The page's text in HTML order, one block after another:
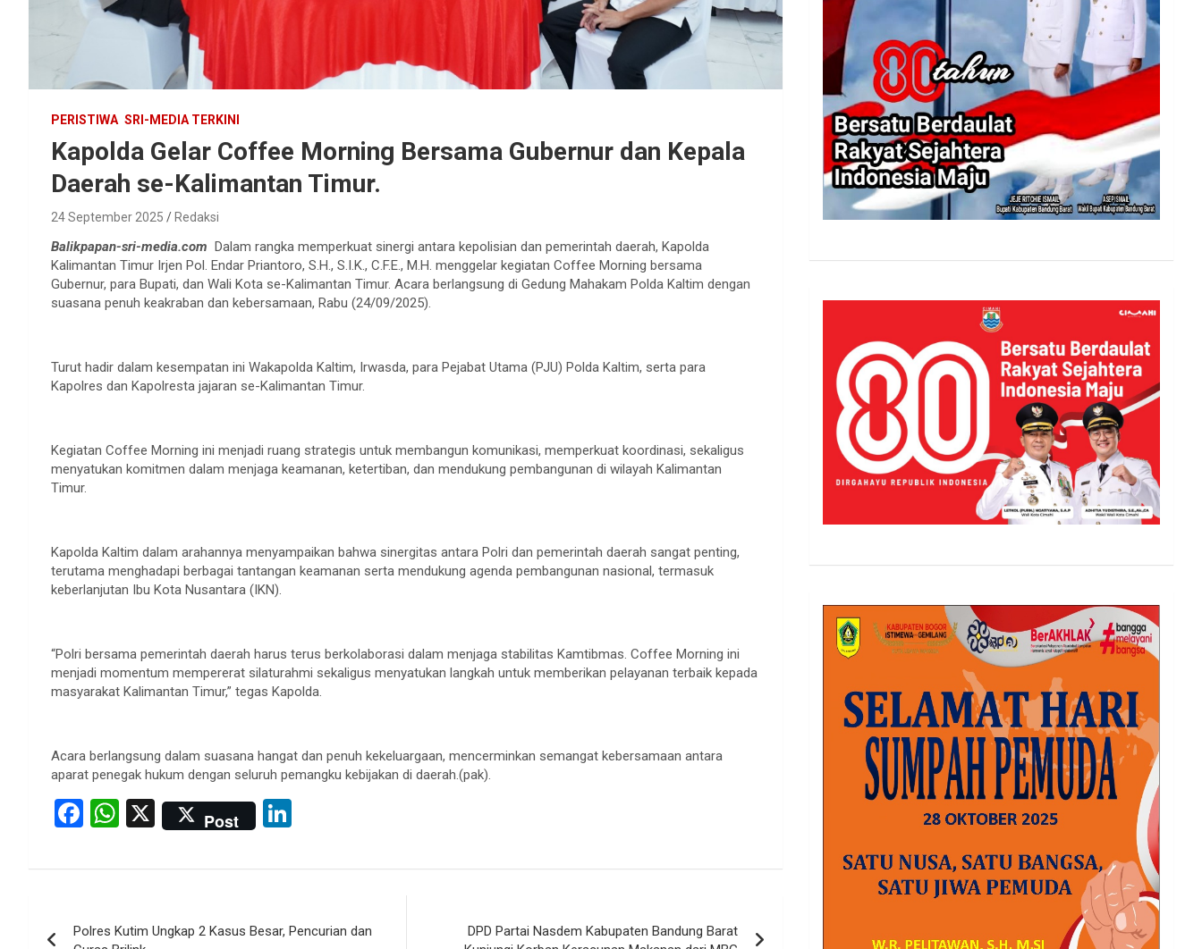
PERISTIWA SRI-MEDIA TERKINI
Kapolda Gelar Coffee Morning Bersama Gubernur dan Kepala
Daerah se-Kalimantan Timur.
24 September 2025 Redaksi
Balikpapan-sri-media.com Dalam rangka memperkuat sinergi antara kepolisian dan pemerintah daerah, Kapolda
Kalimantan Timur Irjen Pol. Endar Priantoro, S.H., S.I.K., C.F.E., M.H. menggelar kegiatan Coffee Morning bersama
Gubernur, para Bupati, dan Wali Kota se-Kalimantan Timur. Acara berlangsung di Gedung Mahakam Polda Kaltim dengan
suasana penuh keakraban dan kebersamaan, Rabu (24/09/2025).
Turut hadir dalam kesempatan ini Wakapolda Kaltim, Irwasda, para Pejabat Utama (PJU) Polda Kaltim, serta para
Kapolres dan Kapolresta jajaran se-Kalimantan Timur.
Kegiatan Coffee Morning ini menjadi ruang strategis untuk membangun komunikasi, memperkuat koordinasi, sekaligus
menyatukan komitmen dalam menjaga keamanan, ketertiban, dan mendukung pembangunan di wilayah Kalimantan
Timur.
Kapolda Kaltim dalam arahannya menyampaikan bahwa sinergitas antara Polri dan pemerintah daerah sangat penting,
terutama menghadapi berbagai tantangan keamanan serta mendukung agenda pembangunan nasional, termasuk
keberlanjutan Ibu Kota Nusantara (IKN).
“Polri bersama pemerintah daerah harus terus berkolaborasi dalam menjaga stabilitas Kamtibmas. Coffee Morning ini
menjadi momentum mempererat silaturahmi sekaligus menyatukan langkah untuk memberikan pelayanan terbaik kepada
masyarakat Kalimantan Timur,” tegas Kapolda.
Acara berlangsung dalam suasana hangat dan penuh kekeluargaan, mencerminkan semangat kebersamaan antara
aparat penegak hukum dengan seluruh pemangku kebijakan di daerah.(pak).
F
ce
o
W
at
A
X Post
ke
n
Polres Kutim Ungkap 2 Kasus Besar, Pencurian dan
DPD Partai Nasdem Kabupaten Bandung Barat